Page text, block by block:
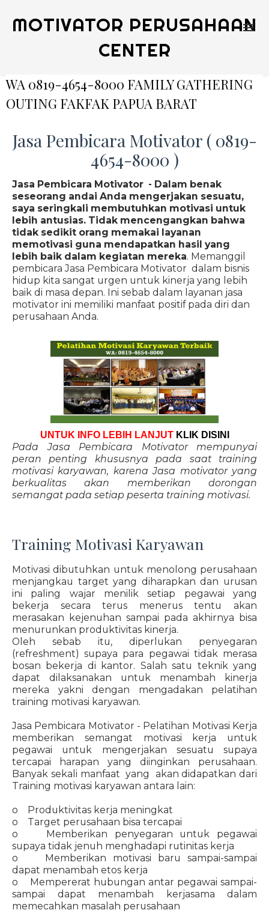
MOTIVATOR PERUSAHAAN
CENTER
WA 0819-4654-8000 FAMILY GATHERING
OUTING FAKFAK PAPUA BARAT
Jasa Pembicara Motivator ( 0819-
4654-8000 )
Jasa Pembicara Motivator - Dalam benak
seseorang andai Anda mengerjakan sesuatu,
saya seringkali membutuhkan motivasi untuk
lebih antusias. Tidak mencengangkan bahwa
tidak sedikit orang memakai layanan
memotivasi guna mendapatkan hasil yang
lebih baik dalam kegiatan mereka. Memanggil
pembicara Jasa Pembicara Motivator dalam bisnis
hidup kita sangat urgen untuk kinerja yang lebih
baik di masa depan. Ini sebab dalam layanan jasa
motivator ini memiliki manfaat positif pada diri dan
perusahaan Anda.
UNTUK INFO LEBIH LANJUT KLIK DISINI
Pada Jasa Pembicara Motivator mempunyai
peran penting khususnya pada saat training
motivasi karyawan, karena Jasa motivator yang
berkualitas akan memberikan dorongan
semangat pada setiap peserta training motivasi.
Training Motivasi Karyawan
Motivasi dibutuhkan untuk menolong perusahaan
menjangkau target yang diharapkan dan urusan
ini paling wajar menilik setiap pegawai yang
bekerja secara terus menerus tentu akan
merasakan kejenuhan sampai pada akhirnya bisa
menurunkan produktivitas kinerja.
Oleh sebab itu, diperlukan penyegaran
(refreshment) supaya para pegawai tidak merasa
bosan bekerja di kantor. Salah satu teknik yang
dapat dilaksanakan untuk menambah kinerja
mereka yakni dengan mengadakan pelatihan
training motivasi karyawan.
Jasa Pembicara Motivator - Pelatihan Motivasi Kerja
memberikan semangat motivasi kerja untuk
pegawai untuk mengerjakan sesuatu supaya
tercapai harapan yang diinginkan perusahaan.
Banyak sekali manfaat yang akan didapatkan dari
Training motivasi karyawan antara lain:
o Produktivitas kerja meningkat
o Target perusahaan bisa tercapai
o Memberikan penyegaran untuk pegawai
supaya tidak jenuh menghadapi rutinitas kerja
o Memberikan motivasi baru sampai-sampai
dapat menambah etos kerja
o Mempererat hubungan antar pegawai sampai-
sampai dapat menambah kerjasama dalam
memecahkan masalah perusahaan